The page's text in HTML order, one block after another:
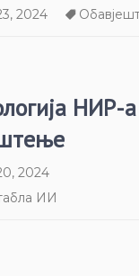
2024
НИР-
2024
ИИ